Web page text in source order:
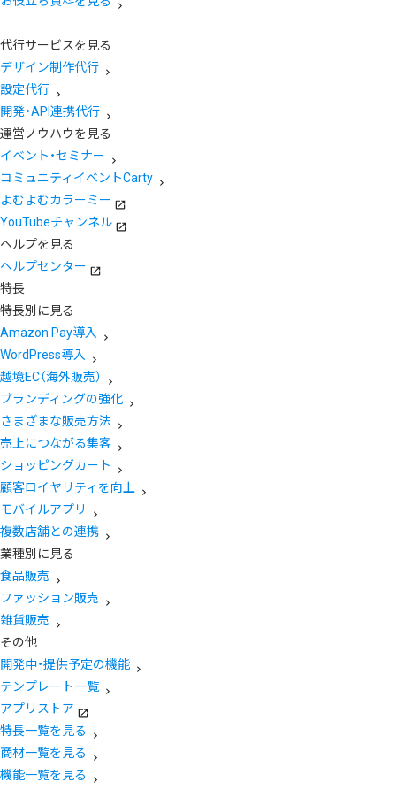
代行サービスを見る
デザイン制作代行
設定代行
開発・API連携代行
運営ノウハウを見る
イベント・セミナー
コミュニティイベントCarty
よむよむカラーミー
YouTubeチャンネル
ヘルプを見る
ヘルプセンター
特長
特長別に見る
Amazon Pay導入
WordPress導入
越境EC（海外販売）
ブランディングの強化
さまざまな販売方法
売上につながる集客
ショッピングカート
顧客ロイヤリティを向上
モバイルアプリ
複数店舗との連携
業種別に見る
食品販売
ファッション販売
雑貨販売
その他
開発中・提供予定の機能
テンプレート一覧
アプリストア
特長一覧を見る
商材一覧を見る
機能一覧を見る